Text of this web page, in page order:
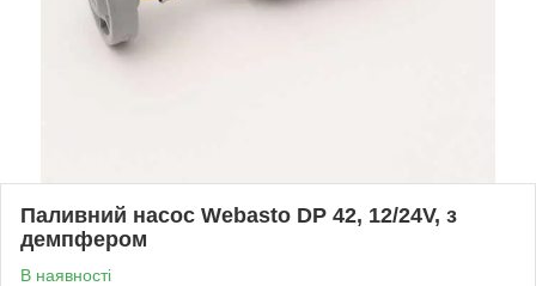
Паливний насос Webasto DP 42, 12/24V, з
демпфером
В наявності